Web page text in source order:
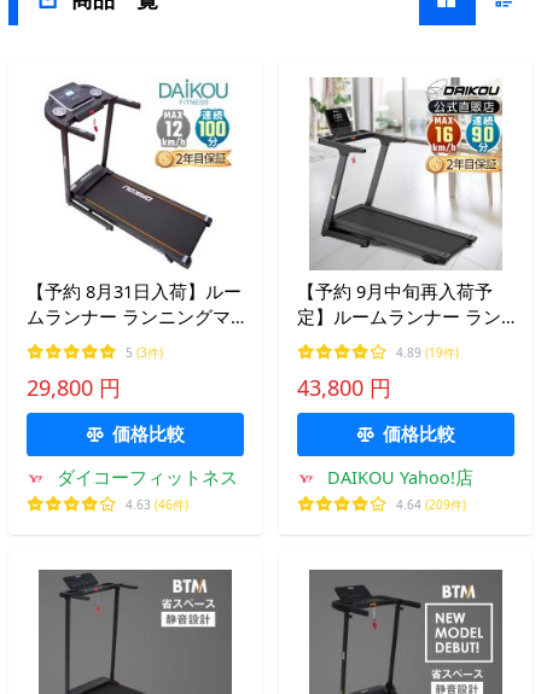
【予約 8月31日入荷】ルー
ムランナー ランニングマ
シーン 家庭用 電動 12km
折りたたみ 油圧シリンダ
ー式 手動傾斜3段階 連続
使用100分 DK-B4010
5 (3件)
29,800 円
価格比較
ダイコーフィットネス
4.63 (46件)
【予約 9月中旬再入荷予
定】ルームランナー ラン
ニングマシーン 家庭用 静
か 電動 16km 折りたたみ
油圧シリンダー式 手動傾
斜3段階 連続使用90分 DK-
4.89 (19件)
43,800 円
価格比較
DAIKOU Yahoo!店
4.64 (209件)